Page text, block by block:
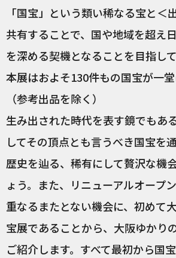
「国宝」という類い稀なる宝と＜
共有することで、国や地域を超え
を深める契機となることを目指して
本展はおよそ130件もの国宝が一堂
（参考出品を除く）
生み出された時代を表す鏡でもあ
してその頂点とも言うべき国宝を
歴史を辿る、稀有にして贅沢な機
ょう。また、リニューアルオープ
重なるまたとない機会に、初めて
宝展であることから、大阪ゆかり
ご紹介します。すべて最初から国